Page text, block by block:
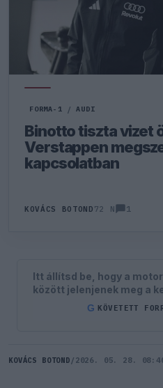
FORMA-1 / AUDI
Binotto tiszta vizet
Verstappen
kapcsolatban
KOVÁCS BOTOND 72 N 1
Itt állítsd be, hogy a
között jelenjenek meg a
G KÖVETETT
KOVÁCS BOTOND / 2026. 05. 28.